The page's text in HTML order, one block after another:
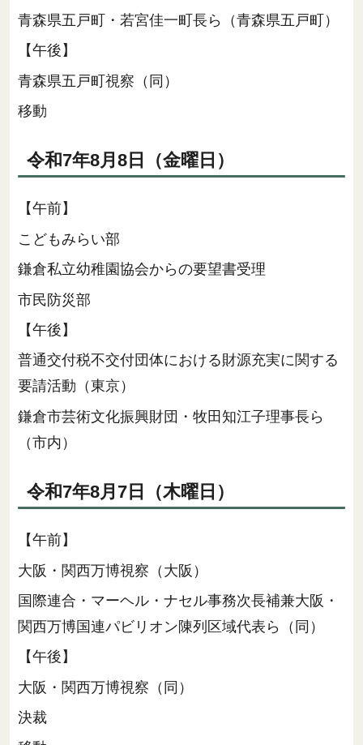
青森県五戸町・若宮佳一町長ら（青森県五戸町）
【午後】
青森県五戸町視察（同）
移動
令和7年8月8日（金曜日）
【午前】
こどもみらい部
鎌倉私立幼稚園協会からの要望書受理
市民防災部
【午後】
普通交付税不交付団体における財源充実に関する
要請活動（東京）
鎌倉市芸術文化振興財団・牧田知江子理事長ら
（市内）
令和7年8月7日（木曜日）
【午前】
大阪・関西万博視察（大阪）
国際連合・マーヘル・ナセル事務次長補兼大阪・
関西万博国連パビリオン陳列区域代表ら（同）
【午後】
大阪・関西万博視察（同）
決裁